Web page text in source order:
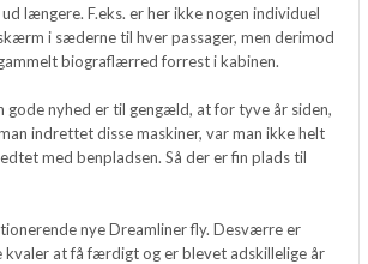
længere. F.eks. er her ikke nogen individuel
i sæderne til hver passager, men derimod
biograflærred forrest i kabinen.
gode nyhed er til gengæld, at for tyve år siden,
indrettet disse maskiner, var man ikke helt
med benpladsen. Så der er fin plads til
nye Dreamliner fly. Desværre er
at få færdigt og er blevet adskillelige år